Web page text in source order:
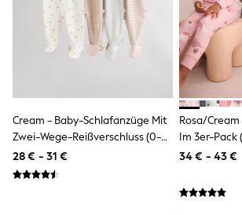
Wellies
Wide Fit
Shoes
All Underwear
Socks & Tights
All Bags & Accessories
Bags
All Occasionwear
Cream - Baby-Schlafanzüge Mit
Zwei-Wege-Reißverschluss (0-
2Jahre)
28 € - 31 €
Rosa/
Im 3er-Pack
34 € - 43 €